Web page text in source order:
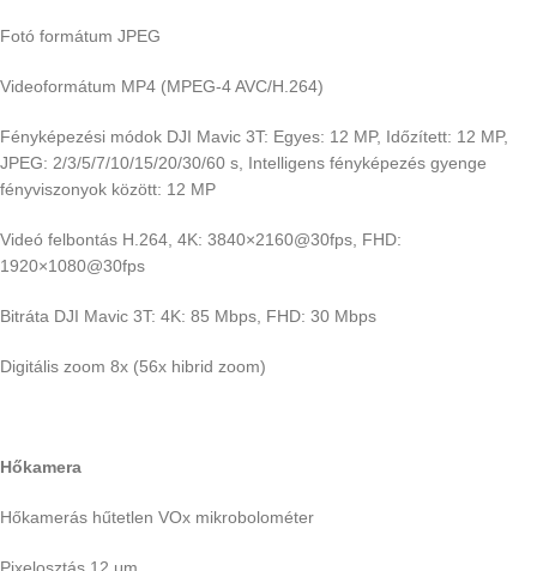
Fotó formátum JPEG
Videoformátum MP4 (MPEG-4 AVC/H.264)
Fényképezési módok DJI Mavic 3T: Egyes: 12 MP, Időzített: 12 MP,
JPEG: 2/3/5/7/10/15/20/30/60 s, Intelligens fényképezés gyenge
fényviszonyok között: 12 MP
Videó felbontás H.264, 4K: 3840×2160@30fps, FHD:
1920×1080@30fps
Bitráta DJI Mavic 3T: 4K: 85 Mbps, FHD: 30 Mbps
Digitális zoom 8x (56x hibrid zoom)
Hőkamera
Hőkamerás hűtetlen VOx mikrobolométer